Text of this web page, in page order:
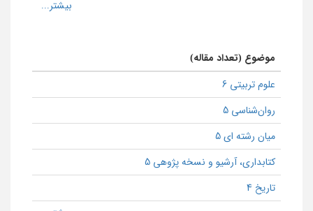
موضوع (تعداد مقاله)
علوم تربیتی 6
روان‌شناسی 5
میان رشته ای 5
كتابداری، آرشیو و نسخه پژوهی 5
تاریخ 4